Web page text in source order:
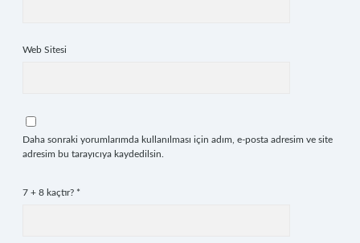
Web Sitesi
Daha sonraki yorumlarımda kullanılması için adım, e-posta adresim ve site
adresim bu tarayıcıya kaydedilsin.
7 + 8 kaçtır? *